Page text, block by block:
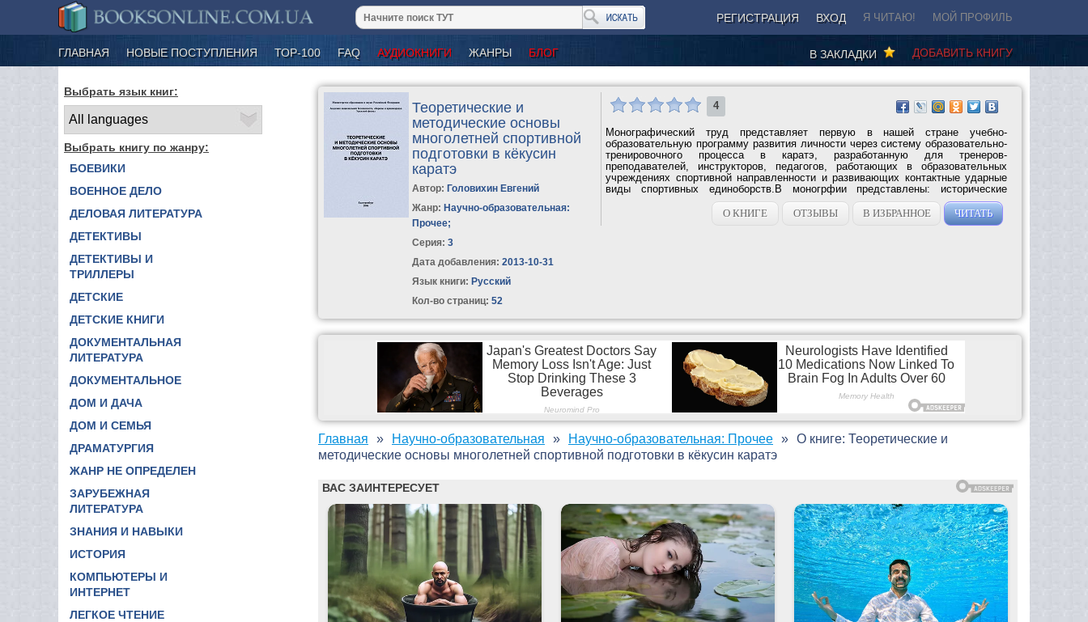
РЕГИСТРАЦИЯ ВХОД Я ЧИТАЮ! МОЙ ПРОФИЛЬ
ГЛАВНАЯ НОВЫЕ ПОСТУПЛЕНИЯ ТОР-100 FAQ АУДИОКНИГИ ЖАНРЫ БЛОГ ДОБАВИТЬ КНИГУ
В ЗАКЛАДКИ
Выбрать язык книг:
Выбрать книгу по жанру:
БОЕВИКИ
ВОЕННОЕ ДЕЛО
ДЕЛОВАЯ ЛИТЕРАТУРА
ДЕТЕКТИВЫ
ДЕТЕКТИВЫ И
ТРИЛЛЕРЫ
ДЕТСКИЕ
ДЕТСКИЕ КНИГИ
ДОКУМЕНТАЛЬНАЯ
ЛИТЕРАТУРА
ДОКУМЕНТАЛЬНОЕ
ДОМ И ДАЧА
ДОМ И СЕМЬЯ
ДРАМАТУРГИЯ
ЖАНР НЕ ОПРЕДЕЛЕН
ЗАРУБЕЖНАЯ
ЛИТЕРАТУРА
ЗНАНИЯ И НАВЫКИ
ИСТОРИЯ
КОМПЬЮТЕРЫ И
ИНТЕРНЕТ
ЛЕГКОЕ ЧТЕНИЕ
Теоретические и
методические основы
многолетней спортивной
подготовки в кёкусин
каратэ
Автор: Головихин Евгений
Жанр: Научно-образовательная:
Прочее;
Серия:3
Дата добавления: 2013-10-31
Язык книги: Русский
Кол-во страниц: 52
4
Монографический труд представляет первую в нашей стране учебно-
образовательную программу развития личности через систему образовательно-
тренировочного процесса в каратэ, разработанную для тренеров-
преподавателей, инструкторов, педагогов, работающих в образовательных
учреждениях спортивной направленности и развивающих контактные ударные
виды спортивных единоборств.В моногрфии представлены: исторические
О КНИГЕ
ОТЗЫВЫ В ИЗБРАННОЕ ЧИТАТЬ
Главная Научно-образовательная Научно-образовательная: Прочее
О книге: Теоретические и
методические основы многолетней спортивной подготовки в кёкусин каратэ